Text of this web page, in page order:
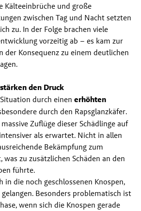
Kälteeinbrüche und große
zwischen Tag und Nacht setzten
zu. In der Folge brachen viele
vorzeitig ab – es kam zur
der Konsequenz zu einem deutlichen
den Druck
durch einen erhöhten
durch den Rapsglanzkäfer.
Zuflüge dieser Schädlinge auf
als erwartet. Nicht in allen
Bekämpfung zum
zu zusätzlichen Schäden an den
führte.
in die noch geschlossenen Knospen,
Besonders problematisch ist
wenn sich die Knospen gerade